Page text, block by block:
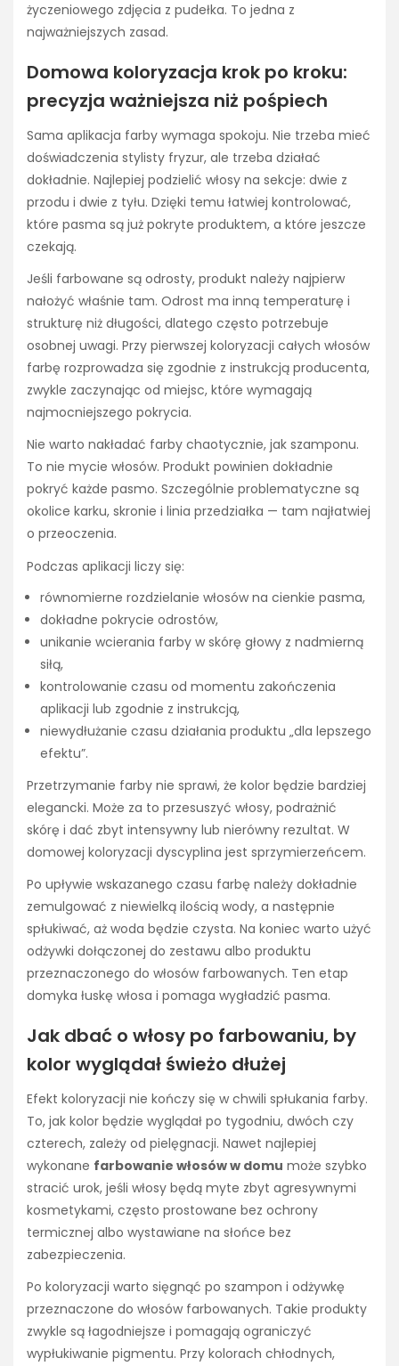
życzeniowego zdjęcia z pudełka. To jedna z
najważniejszych zasad.
Domowa koloryzacja krok po kroku:
precyzja ważniejsza niż pośpiech
Sama aplikacja farby wymaga spokoju. Nie trzeba mieć
doświadczenia stylisty fryzur, ale trzeba działać
dokładnie. Najlepiej podzielić włosy na sekcje: dwie z
przodu i dwie z tyłu. Dzięki temu łatwiej kontrolować,
które pasma są już pokryte produktem, a które jeszcze
czekają.
Jeśli farbowane są odrosty, produkt należy najpierw
nałożyć właśnie tam. Odrost ma inną temperaturę i
strukturę niż długości, dlatego często potrzebuje
osobnej uwagi. Przy pierwszej koloryzacji całych włosów
farbę rozprowadza się zgodnie z instrukcją producenta,
zwykle zaczynając od miejsc, które wymagają
najmocniejszego pokrycia.
Nie warto nakładać farby chaotycznie, jak szamponu.
To nie mycie włosów. Produkt powinien dokładnie
pokryć każde pasmo. Szczególnie problematyczne są
okolice karku, skronie i linia przedziałka — tam najłatwiej
o przeoczenia.
Podczas aplikacji liczy się:
równomierne rozdzielanie włosów na cienkie pasma,
dokładne pokrycie odrostów,
unikanie wcierania farby w skórę głowy z nadmierną
siłą,
kontrolowanie czasu od momentu zakończenia
aplikacji lub zgodnie z instrukcją,
niewydłużanie czasu działania produktu „dla lepszego
efektu”.
Przetrzymanie farby nie sprawi, że kolor będzie bardziej
elegancki. Może za to przesuszyć włosy, podrażnić
skórę i dać zbyt intensywny lub nierówny rezultat. W
domowej koloryzacji dyscyplina jest sprzymierzeńcem.
Po upływie wskazanego czasu farbę należy dokładnie
zemulgować z niewielką ilością wody, a następnie
spłukiwać, aż woda będzie czysta. Na koniec warto użyć
odżywki dołączonej do zestawu albo produktu
przeznaczonego do włosów farbowanych. Ten etap
domyka łuskę włosa i pomaga wygładzić pasma.
Jak dbać o włosy po farbowaniu, by
kolor wyglądał świeżo dłużej
Efekt koloryzacji nie kończy się w chwili spłukania farby.
To, jak kolor będzie wyglądał po tygodniu, dwóch czy
czterech, zależy od pielęgnacji. Nawet najlepiej
wykonane farbowanie włosów w domu może szybko
stracić urok, jeśli włosy będą myte zbyt agresywnymi
kosmetykami, często prostowane bez ochrony
termicznej albo wystawiane na słońce bez
zabezpieczenia.
Po koloryzacji warto sięgnąć po szampon i odżywkę
przeznaczone do włosów farbowanych. Takie produkty
zwykle są łagodniejsze i pomagają ograniczyć
wypłukiwanie pigmentu. Przy kolorach chłodnych,